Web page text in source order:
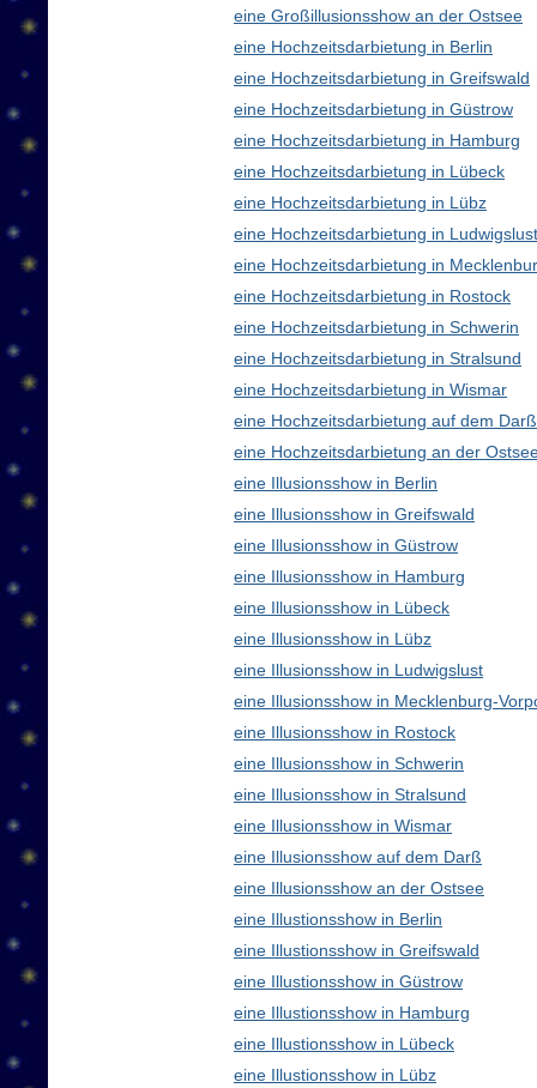
eine Großillusionsshow an der Ostsee
eine Hochzeitsdarbietung in Berlin
eine Hochzeitsdarbietung in Greifswald
eine Hochzeitsdarbietung in Güstrow
eine Hochzeitsdarbietung in Hamburg
eine Hochzeitsdarbietung in Lübeck
eine Hochzeitsdarbietung in Lübz
eine Hochzeitsdarbietung in Ludwigslust
eine Hochzeitsdarbietung in
eine Hochzeitsdarbietung in Rostock
eine Hochzeitsdarbietung in Schwerin
eine Hochzeitsdarbietung in Stralsund
eine Hochzeitsdarbietung in Wismar
eine Hochzeitsdarbietung auf dem Darß
eine Hochzeitsdarbietung an der
eine Illusionsshow in Berlin
eine Illusionsshow in Greifswald
eine Illusionsshow in Güstrow
eine Illusionsshow in Hamburg
eine Illusionsshow in Lübeck
eine Illusionsshow in Lübz
eine Illusionsshow in Ludwigslust
eine Illusionsshow in Mecklenburg-
eine Illusionsshow in Rostock
eine Illusionsshow in Schwerin
eine Illusionsshow in Stralsund
eine Illusionsshow in Wismar
eine Illusionsshow auf dem Darß
eine Illusionsshow an der Ostsee
eine Illustionsshow in Berlin
eine Illustionsshow in Greifswald
eine Illustionsshow in Güstrow
eine Illustionsshow in Hamburg
eine Illustionsshow in Lübeck
eine Illustionsshow in Lübz